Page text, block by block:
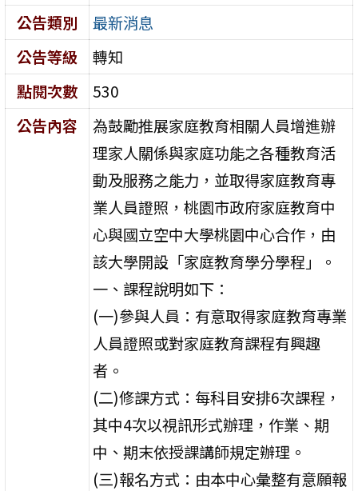
公告類別
最新消息
公告等級
轉知
點閱次數
530
公告內容
為鼓勵推展家庭教育相關人員增進辦
理家人關係與家庭功能之各種教育活
動及服務之能力，並取得家庭教育專
業人員證照，桃園市政府家庭教育中
心與國立空中大學桃園中心合作，由
該大學開設「家庭教育學分學程」。
一、課程說明如下：
(一)參與人員：有意取得家庭教育專業
人員證照或對家庭教育課程有興趣
者。
(二)修課方式：每科目安排6次課程，
其中4次以視訊形式辦理，作業、期
中、期末依授課講師規定辦理。
(三)報名方式：由本中心彙整有意願報